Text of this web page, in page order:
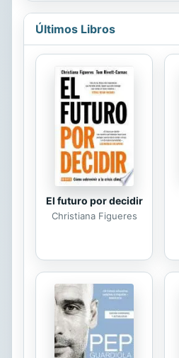
esplendor del
(1965-1975).
revolución
serie de
estudios han
de un género
del Oeste del
bien, el estudio
reducido (en
obras y...
Últimos Libros
El futuro por decidir
Christiana Figueres